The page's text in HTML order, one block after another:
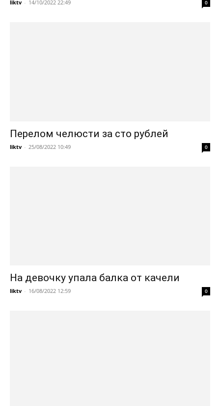
liktv - 14/10/2022 22:49 0
Перелом челюсти за сто рублей
liktv - 25/08/2022 10:49 0
На девочку упала балка от качели
liktv - 16/08/2022 12:59 0